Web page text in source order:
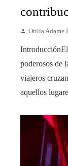
Otilia Adame
poderosos de
viajeros
aquellos